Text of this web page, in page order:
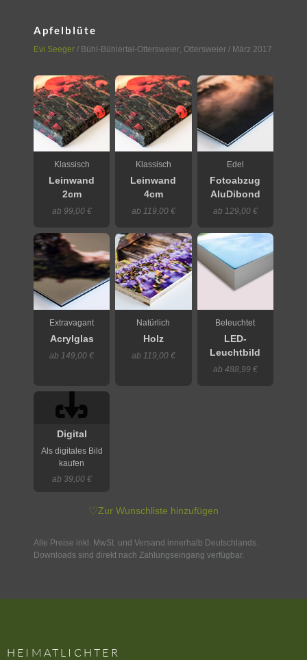
Apfelblüte
Evi Seeger / Bühl-Bühlertal-Ottersweier, Ottersweier / März 2017
Klassisch
Leinwand
2cm
ab 99,00 €
Klassisch
Leinwand
4cm
ab 119,00 €
Edel
Fotoabzug
AluDibond
ab 129,00 €
Extravagant
Acrylglas
ab 149,00 €
Natürlich
Holz
ab 119,00 €
Beleuchtet
LED-
Leuchtbild
ab 488,99 €
Digital
Als digitales Bild
kaufen
ab 39,00 €
♡Zur Wunschliste hinzufügen
Alle Preise inkl. MwSt. und Versand innerhalb Deutschlands.
Downloads sind direkt nach Zahlungseingang verfügbar.
HEIMATLICHTER